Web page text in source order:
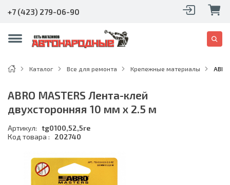
+7 (423) 279-06-90
Каталог Все для ремонта Крепежные материалы
ABRO MASTERS Лента-клей
двухсторонняя 10 мм х 2.5 м
Артикул: tg0100,52,5re
Код товара :
202740